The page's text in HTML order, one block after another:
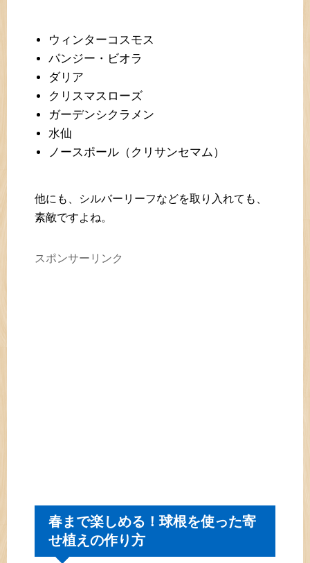
ウィンターコスモス
パンジー・ビオラ
ダリア
クリスマスローズ
ガーデンシクラメン
水仙
ノースポール（クリサンセマム）
他にも、シルバーリーフなどを取り入れても、
素敵ですよね。
スポンサーリンク
春まで楽しめる！球根を使った寄
せ植えの作り方